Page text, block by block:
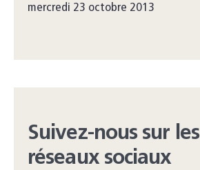
mercredi 23 octobre 2013
Suivez-nous sur les
réseaux sociaux